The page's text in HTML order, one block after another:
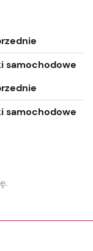
samochodowe
samochodowe